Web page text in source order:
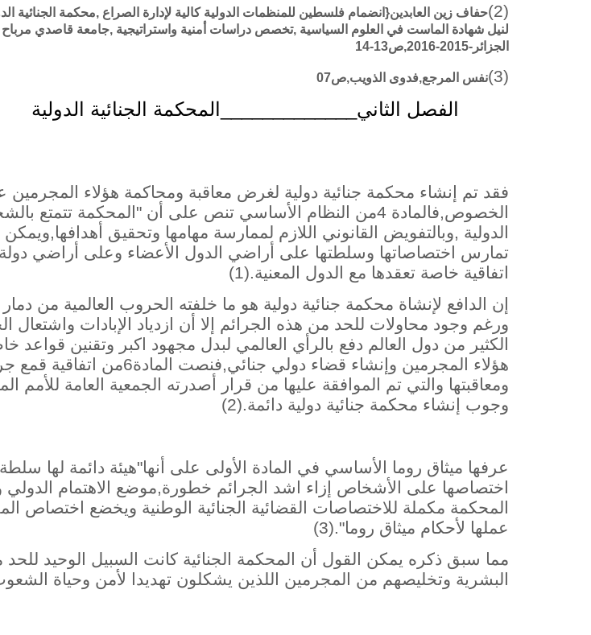
(2)
حفاف زين العابدين{انضمام فلسطين للمنظمات الدولية كالية لإدارة الصراع ,محكمة الجنائية
لنيل شهادة الماست في العلوم السياسية ,تخصص دراسات أمنية واستراتيجية ,جامعة قاصدي
الجزائر-2015-2016,ص13-14
(3) نفس المرجع,فدوى الذويب,ص07
الفصل الثاني_____________المحكمة الجنائية الدولية
فقد تم إنشاء محكمة جنائية دولية لغرض معاقبة ومحاكمة هؤلاء
الخصوص,فالمادة 4من النظام الأساسي تنص على أن "المحكمة تتمتع
الدولية ,وبالتفويض القانوني اللازم لممارسة مهامها وتحقيق
تمارس اختصاصاتها وسلطتها على أراضي الدول الأعضاء وعلى أراضي
اتفاقية خاصة تعقدها مع الدول المعنية.(1)
إن الدافع لإنشاة محكمة جنائية دولية هو ما خلفته الحروب العالمية من
ورغم وجود محاولات للحد من هذه الجرائم إلا أن ازدياد الإبادات
الكثير من دول العالم دفع بالرأي العالمي لبدل مجهود اكبر وتقنين قواعد
هؤلاء المجرمين وإنشاء قضاء دولي جنائي,فنصت
ومعاقبتها والتي تم الموافقة عليها من قرار أصدرته الجمعية العامة للأمم
وجوب إنشاء محكمة جنائية دولية دائمة.(2)
عرفها ميثاق روما الأساسي في المادة الأولى على أنها"هيئة دائمة لها
اختصاصها على الأشخاص إزاء اشد الجرائم خطورة,موضع الاهتمام الدولي
المحكمة مكملة للاختصاصات القضائية الجنائية الوطنية ويخضع اختصاص
عملها لأحكام ميثاق روما".(3)
مما سبق ذكره يمكن القول أن المحكمة الجنائية كانت السبيل الوحيد للحد
البشرية وتخليصهم من المجرمين اللذين يشكلون تهديدا لأمن وحياة